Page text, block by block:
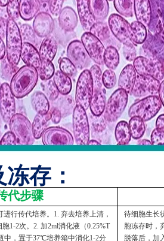
存：
代步骤
行传代培养。1. 弃去培养上清，
1-2次。2. 加2ml消化液（0.25%T
中，置于37℃培养箱中消化1-2分
待细胞生长
胞冻存时，
脱落后，加